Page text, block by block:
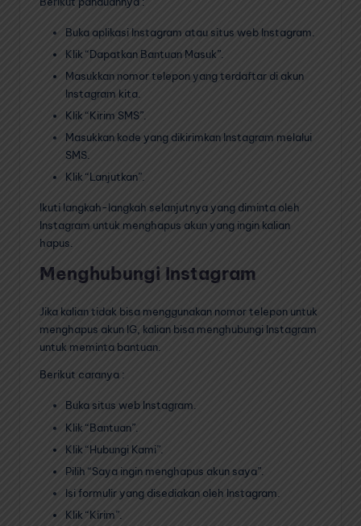
Buka aplikasi Instagram atau situs web Instagram.
Klik “Dapatkan Bantuan Masuk”.
Masukkan nomor telepon yang terdaftar di akun
Instagram kita.
Klik “Kirim SMS”.
Masukkan kode yang dikirimkan Instagram melalui
SMS.
Klik “Lanjutkan”.
Ikuti langkah-langkah selanjutnya yang diminta oleh
Instagram untuk menghapus akun yang ingin kalian
hapus.
Menghubungi Instagram
Jika kalian tidak bisa menggunakan nomor telepon untuk
menghapus akun IG, kalian bisa menghubungi Instagram
untuk meminta bantuan.
Berikut caranya :
Buka situs web Instagram.
Klik “Bantuan”.
Klik “Hubungi Kami”.
Pilih “Saya ingin menghapus akun saya”.
Isi formulir yang disediakan oleh Instagram.
Klik “Kirim”.